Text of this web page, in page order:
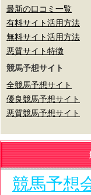
最新の口コミ一覧
有料サイト活用方法
無料サイト活用方法
悪質サイト特徴
競馬予想サイト
全競馬予想サイト
優良競馬予想サイト
悪質競馬予想サイト
競馬予想